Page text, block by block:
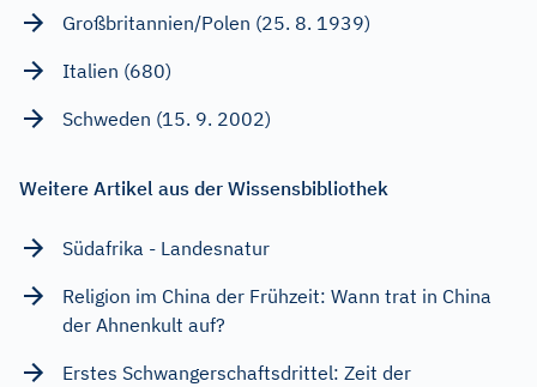
Großbritannien/Polen (25. 8. 1939)
Italien (680)
Schweden (15. 9. 2002)
Weitere Artikel aus der Wissensbibliothek
Südafrika - Landesnatur
Religion im China der Frühzeit: Wann trat in China
der Ahnenkult auf?
Erstes Schwangerschaftsdrittel: Zeit der